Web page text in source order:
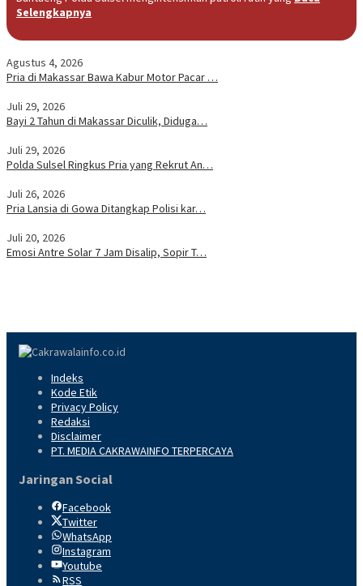
Selengkapnya
Agustus 4, 2026
Pria di Makassar Bawa Kabur Motor Pacar …
Juli 29, 2026
Bayi 2 Tahun di Makassar Diculik, Diduga…
Juli 29, 2026
Polda Sulsel Ringkus Pria yang Rekrut An…
Juli 26, 2026
Pria Lansia di Gowa Ditangkap Polisi kar…
Juli 20, 2026
Emosi Antre Solar 7 Jam Disalip, Sopir T…
Indeks
Kode Etik
Privacy Policy
Redaksi
Disclaimer
PT. MEDIA CAKRAWAINFO TERPERCAYA
Jaringan Social
Facebook
Twitter
WhatsApp
Instagram
Youtube
RSS